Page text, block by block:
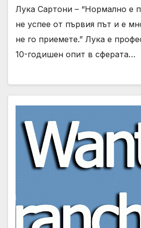
Лука Сартони – “Нормално е
не успее от първия път и е
не го приемете.” Лука е
10-годишен опит в сферата…